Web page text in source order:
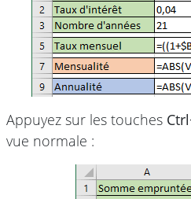
Appuyez sur les touches
vue normale :